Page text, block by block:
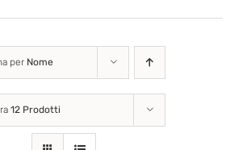
per Nome
12 Prodotti